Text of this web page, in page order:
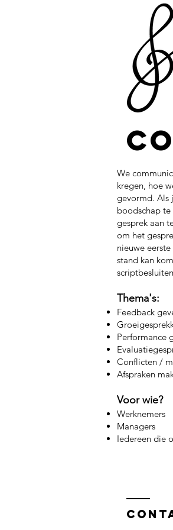
We
kregen, hoe
gevormd. Als
boodschap
gesprek aan
om het
nieuwe
stand kan
Thema's:
Feedback
Performance
Conflicten /
Afspraken
Voor wie?
Werknemers
Managers
Iedereen die